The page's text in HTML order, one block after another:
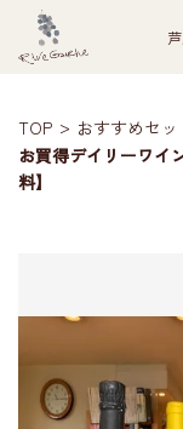
TOP
おすすめセッ
お買得デイリーワイ
料】